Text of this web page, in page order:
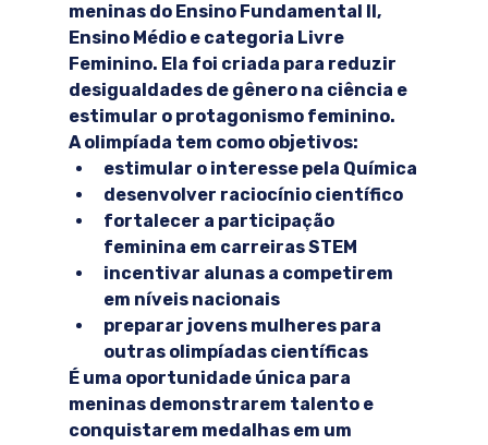
meninas do Ensino Fundamental II,
Ensino Médio e categoria Livre
Feminino. Ela foi criada para reduzir
desigualdades de gênero na ciência e
estimular o protagonismo feminino.
A olimpíada tem como objetivos:
estimular o interesse pela Química
desenvolver raciocínio científico
fortalecer a participação
feminina em carreiras STEM
incentivar alunas a competirem
em níveis nacionais
preparar jovens mulheres para
outras olimpíadas científicas
É uma oportunidade única para
meninas demonstrarem talento e
conquistarem medalhas em um